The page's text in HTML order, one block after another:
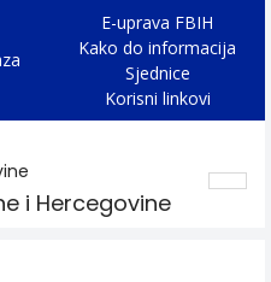
E-uprava FBIH
Kako do informacija
Sjednice
Korisni linkovi
i Hercegovine